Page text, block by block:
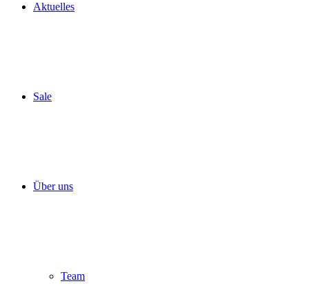
Aktuelles
Sale
Über uns
Team